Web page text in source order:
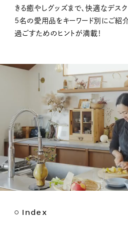
きる癒やしグッズまで、快適なデス
5名の愛用品をキーワード別にご紹介
過ごすためのヒントが満載！
Index